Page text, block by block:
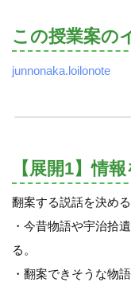
この授業案の
junnonaka.loilonote
【展開1】情
翻案する説話を決める
・今昔物語や宇治拾
る。
・翻案できそうな